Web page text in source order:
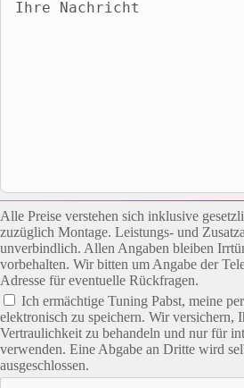
Alle Preise verstehen sich inklusive
zuzüglich Montage. Leistungs- und
unverbindlich. Allen Angaben bleiben
vorbehalten. Wir bitten um Angabe der
Adresse für eventuelle Rückfragen.
Ich ermächtige Tuning Pabst, meine
elektronisch zu speichern. Wir versichern,
Vertraulichkeit zu behandeln und nur für
verwenden. Eine Abgabe an Dritte wird
ausgeschlossen.